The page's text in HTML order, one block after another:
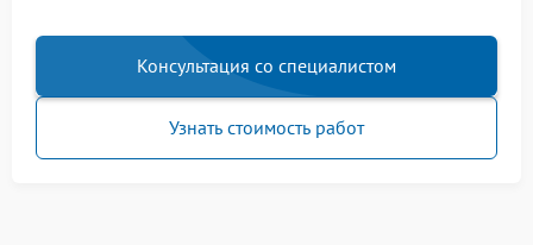
Консультация со специалистом
Узнать стоимость работ